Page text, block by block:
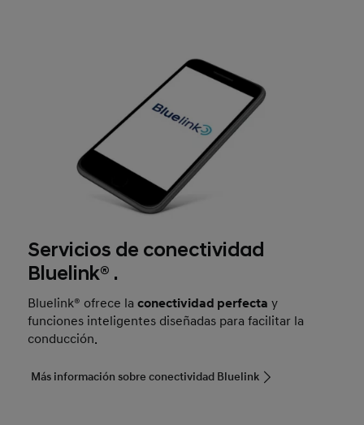
Servicios de conectividad
Bluelink® .
Bluelink® ofrece laconectividad perfecta y
funciones inteligentes diseñadas para facilitar la
conducción.
Más información sobre conectividad Bluelink